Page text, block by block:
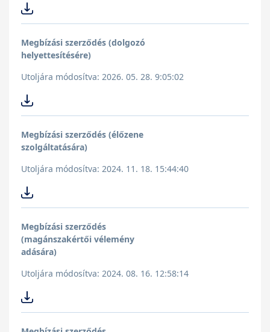
Megbízási szerződés (dolgozó
helyettesítésére)
Utoljára módosítva: 2026. 05. 28. 9:05:02
Megbízási szerződés (élőzene
szolgáltatására)
Utoljára módosítva: 2024. 11. 18. 15:44:40
Megbízási szerződés
(magánszakértői vélemény
adására)
Utoljára módosítva: 2024. 08. 16. 12:58:14